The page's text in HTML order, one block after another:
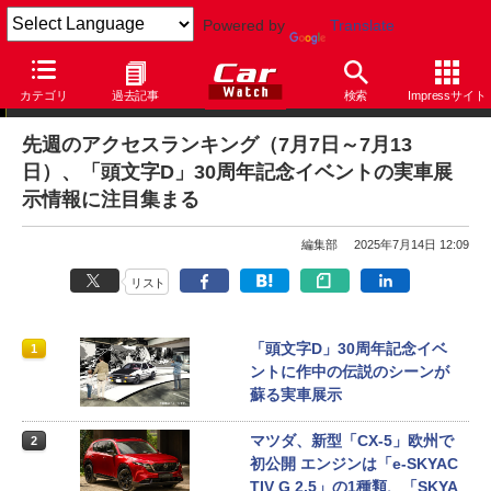
Powered by Translate
カテゴリ 過去記事 検索 Impressサイト
アクセスランキング
先週のアクセスランキング（7月7日～7月13
日）、「頭文字D」30周年記念イベントの実車展
示情報に注目集まる
編集部 2025年7月14日 12:09
リスト
1
「頭文字D」30周年記念イベ
ントに作中の伝説のシーンが
蘇る実車展示
2
マツダ、新型「CX-5」欧州で
初公開 エンジンは「e-SKYAC
TIV G 2.5」の1種類、「SKYA